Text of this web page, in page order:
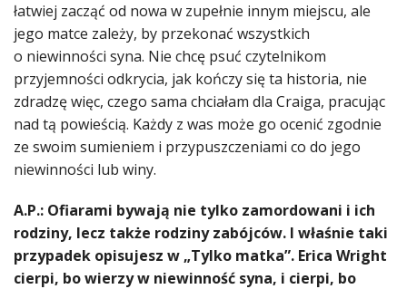
łatwiej zacząć od nowa w zupełnie innym miejscu, ale
jego matce zależy, by przekonać wszystkich
o niewinności syna. Nie chcę psuć czytelnikom
przyjemności odkrycia, jak kończy się ta historia, nie
zdradzę więc, czego sama chciałam dla Craiga, pracując
nad tą powieścią. Każdy z was może go ocenić zgodnie
ze swoim sumieniem i przypuszczeniami co do jego
niewinności lub winy.
A.P.: Ofiarami bywają nie tylko zamordowani i ich
rodziny, lecz także rodziny zabójców. I właśnie taki
przypadek opisujesz w „Tylko matka”. Erica Wright
cierpi, bo wierzy w niewinność syna, i cierpi, bo